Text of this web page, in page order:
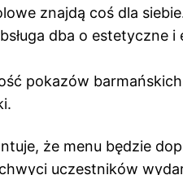
znajdą coś dla
dba o estetyczne
pokazów
że menu będzie
uczestników